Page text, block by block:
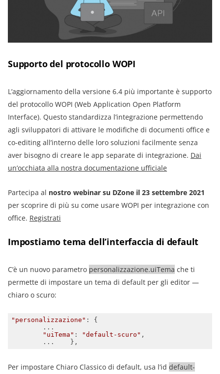
Supporto del protocollo WOPI
L’aggiornamento della versione 6.4 più importante è supporto
del protocollo WOPI (Web Application Open Platform
Interface). Questo standardizza l’integrazione permettendo
agli sviluppatori di attivare le modifiche di documenti office e
co-editing all’interno delle loro soluzioni facilmente senza
aver bisogno di creare le app separate di integrazione. Dai
un’occhiata alla nostra documentazione ufficiale
Partecipa al nostro webinar su DZone il 23 settembre 2021
per scoprire di più su come usare WOPI per integrazione con
office. Registrati
Impostiamo tema dell’interfaccia di default
C’è un nuovo parametro personalizzazione.uiTema che ti
permette di impostare un tema di default per gli editor —
chiaro o scuro:
"personalizzazione"
"uiTema" : "default-scuro"
        ...    },
Per impostare Chiaro Classico di default, usa l’id default-